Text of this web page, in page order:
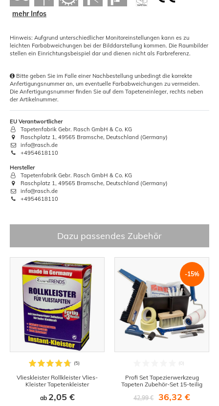
mehr Infos
Hinweis: Aufgrund unterschiedlicher Monitoreinstellungen kann es zu
leichten Farbabweichungen bei der Bilddarstellung kommen. Die Raumbilder
stellen ein Einrichtungsbeispiel dar und dienen nicht als Farbreferenz.
Bitte geben Sie im Falle einer Nachbestellung unbedingt die korrekte
Anfertigungsnummer an, um eventuelle Farbabweichungen zu vermeiden.
Die Anfertigungsnummer finden Sie auf dem Tapeteneinleger, rechts neben
der Artikelnummer.
EU Verantwortlicher
Tapetenfabrik Gebr. Rasch GmbH & Co. KG
Raschplatz 1, 49565 Bramsche, Deutschland (Germany)
info@rasch.de
+4954618110
Hersteller
Tapetenfabrik Gebr. Rasch GmbH & Co. KG
Raschplatz 1, 49565 Bramsche, Deutschland (Germany)
info@rasch.de
+4954618110
Dazu passendes Zubehör
Vlieskleister Rollkleister Vlies-
Kleister Tapetenkleister
ab 2,05 €
-15%
Profi Set Tapezierwerkzeug
Tapeten Zubehör-Set 15-teilig
42,99 €
36,32 €